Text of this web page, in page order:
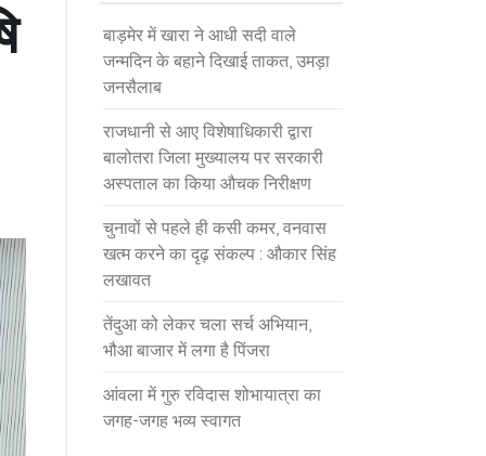
बाड़मेर में खारा ने आधी सदी वाले
जन्मदिन के बहाने दिखाई ताकत, उमड़ा
जनसैलाब
राजधानी से आए विशेषाधिकारी द्वारा
बालोतरा जिला मुख्यालय पर सरकारी
अस्पताल का किया औचक निरीक्षण
चुनावों से पहले ही कसी कमर, वनवास
खत्म करने का दृढ़ संकल्प : औकार सिंह
लखावत
तेंदुआ को लेकर चला सर्च अभियान,
भौआ बाजार में लगा है पिंजरा
आंवला में गुरु रविदास शोभायात्रा का
जगह-जगह भव्य स्वागत